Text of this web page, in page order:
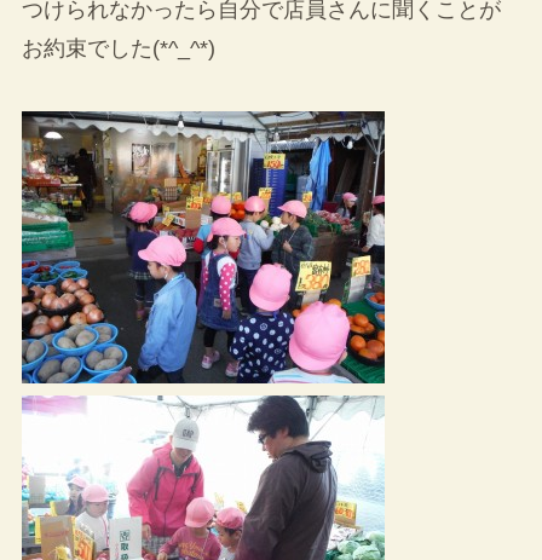
つけられなかったら自分で店員さんに聞くことが
お約束でした(*^_^*)